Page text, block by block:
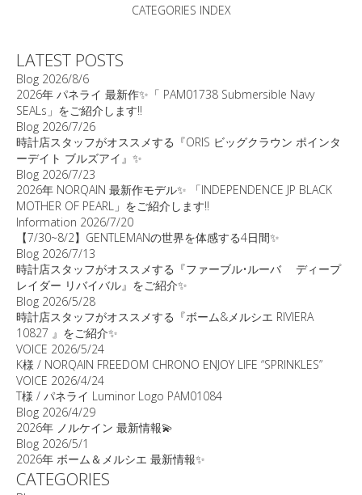
CATEGORIES INDEX
LATEST POSTS
Blog 2026/8/6
2026年 パネライ 最新作✨「 PAM01738 Submersible Navy
SEALs」をご紹介します‼️
Blog 2026/7/26
時計店スタッフがオススメする『ORIS ビッグクラウン ポインタ
ーデイト ブルズアイ』✨
Blog 2026/7/23
2026年 NORQAIN 最新作モデル✨ 「INDEPENDENCE JP BLACK
MOTHER OF PEARL」をご紹介します‼️
Information 2026/7/20
【7/30~8/2】GENTLEMANの世界を体感する4日間✨
Blog 2026/7/13
時計店スタッフがオススメする『ファーブル•ルーバ ディープ
レイダー リバイバル』をご紹介✨
Blog 2026/5/28
時計店スタッフがオススメする『ボーム&メルシエ RIVIERA
10827 』をご紹介✨
VOICE 2026/5/24
K様 / NORQAIN FREEDOM CHRONO ENJOY LIFE “SPRINKLES”
VOICE 2026/4/24
T様 / パネライ Luminor Logo PAM01084
Blog 2026/4/29
2026年 ノルケイン 最新情報💫
Blog 2026/5/1
2026年 ボーム＆メルシエ 最新情報✨
CATEGORIES